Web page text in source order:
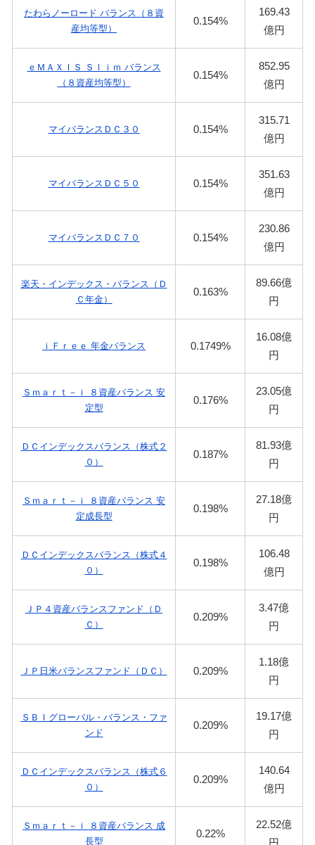
たわらノーロード バランス（８資
産均等型）
0.154%
169.43
億円
ｅＭＡＸＩＳ Ｓｌｉｍ バランス
（８資産均等型）
0.154%
852.95
億円
マイバランスＤＣ３０ 0.154%
315.71
億円
マイバランスＤＣ５０ 0.154%
351.63
億円
マイバランスＤＣ７０ 0.154%
230.86
億円
楽天・インデックス・バランス（Ｄ
Ｃ年金）
0.163%
89.66億
円
ｉＦｒｅｅ 年金バランス 0.1749%
16.08億
円
Ｓｍａｒｔ－ｉ ８資産バランス 安
定型
0.176%
23.05億
円
ＤＣインデックスバランス（株式２
０）
0.187%
81.93億
円
Ｓｍａｒｔ－ｉ ８資産バランス 安
定成長型
0.198%
27.18億
円
ＤＣインデックスバランス（株式４
０）
0.198%
106.48
億円
ＪＰ４資産バランスファンド（Ｄ
Ｃ）
0.209%
3.47億
円
ＪＰ日米バランスファンド（ＤＣ） 0.209%
1.18億
円
ＳＢＩグローバル・バランス・ファ
ンド
0.209%
19.17億
円
ＤＣインデックスバランス（株式６
０）
0.209%
140.64
億円
Ｓｍａｒｔ－ｉ ８資産バランス 成
長型
0.22%
22.52億
円